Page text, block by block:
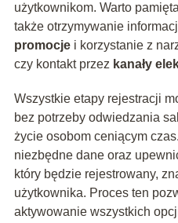
użytkownikom. Warto
także otrzymywanie
promocjei korzystanie z
czy kontakt przez kanały
Wszystkie etapy rejestracji
bez potrzeby odwiedzania
życie osobom ceniącym
niezbędne dane oraz
który będzie rejestrowany,
użytkownika. Proces ten
aktywowanie wszystkich